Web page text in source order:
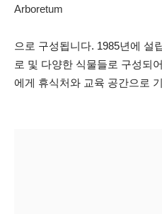
Arboretum
으로 구성됩니다. 1985년에 설
로 및 다양한 식물들로 구성되
에게 휴식처와 교육 공간으로